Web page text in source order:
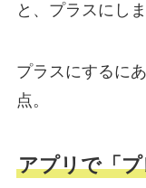
と、プラスにしま
プラスにするに
点。
アプリで「